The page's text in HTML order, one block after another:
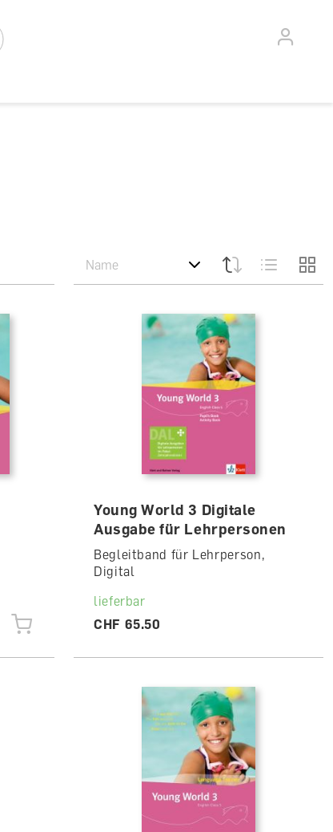
Young World 3 Digitale
Ausgabe für Lehrpersonen
Begleitband für Lehrperson,
Digital
lieferbar
CHF 65.50